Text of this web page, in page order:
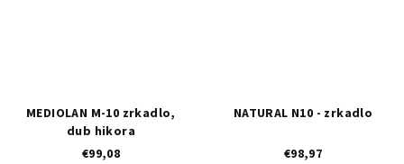
MEDIOLAN M-10 zrkadlo,
dub hikora
€99,08
NATURAL N10 - zrkadlo
€98,97